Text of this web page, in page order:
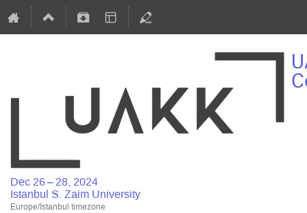
Dec 26 – 28, 2024
Istanbul S. Zaim University
Europe/Istanbul timezone